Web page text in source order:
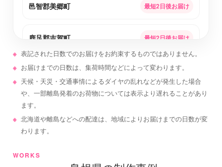
邑智郡美郷町 最短2日後お届け
鹿足郡吉賀町 最短2日後お届け
松江市 最短2日後お届け
仁多郡奥出雲町
邑智郡邑南町
最短2日後お届け
表記された日数でのお届けをお約束するものではありません。
お届けまでの日数は、集荷時間などによって変わります。
天候・天災・交通事情によるダイヤの乱れなどが発生した場合
や、一部離島発着のお荷物については表示より遅れることがあり
ます。
北海道や離島などへの配達は、地域によりお届けまでの日数が変
わります。
WORKS